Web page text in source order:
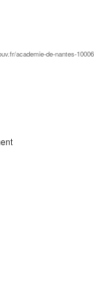
academie-de-nantes-